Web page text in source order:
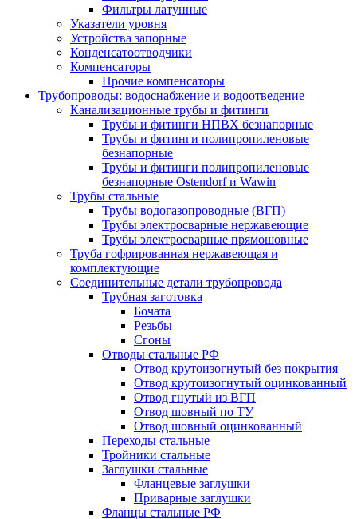
Фильтры латунные
Указатели уровня
Устройства запорные
Конденсатоотводчики
Компенсаторы
Прочие компенсаторы
Трубопроводы: водоснабжение и водоотведение
Канализационные трубы и фитинги
Трубы и фитинги НПВХ безнапорные
Трубы и фитинги полипропиленовые
безнапорные
Трубы и фитинги полипропиленовые
безнапорные Ostendorf и Wawin
Трубы стальные
Трубы водогазопроводные (ВГП)
Трубы электросварные нержавеющие
Трубы электросварные прямошовные
Труба гофрированная нержавеющая и
комплектующие
Соединительные детали трубопровода
Трубная заготовка
Бочата
Резьбы
Сгоны
Отводы стальные РФ
Отвод крутоизогнутый без покрытия
Отвод крутоизогнутый оцинкованный
Отвод гнутый из ВГП
Отвод шовный по ТУ
Отвод шовный оцинкованный
Переходы стальные
Тройники стальные
Заглушки стальные
Фланцевые заглушки
Приварные заглушки
Фланцы стальные РФ